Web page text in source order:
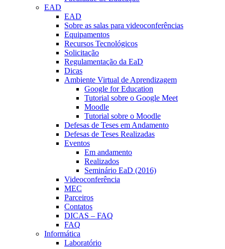
EAD
EAD
Sobre as salas para videoconferências
Equipamentos
Recursos Tecnológicos
Solicitação
Regulamentação da EaD
Dicas
Ambiente Virtual de Aprendizagem
Google for Education
Tutorial sobre o Google Meet
Moodle
Tutorial sobre o Moodle
Defesas de Teses em Andamento
Defesas de Teses Realizadas
Eventos
Em andamento
Realizados
Seminário EaD (2016)
Videoconferência
MEC
Parceiros
Contatos
DICAS – FAQ
FAQ
Informática
Laboratório